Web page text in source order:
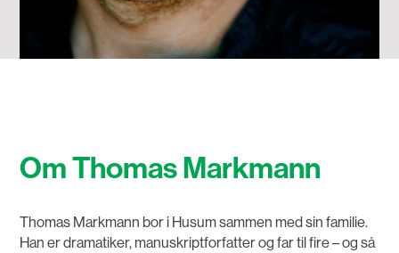
Om Thomas Markmann
Thomas Markmann bor i Husum sammen med sin familie.
Han er dramatiker, manuskriptforfatter og far til fire – og så